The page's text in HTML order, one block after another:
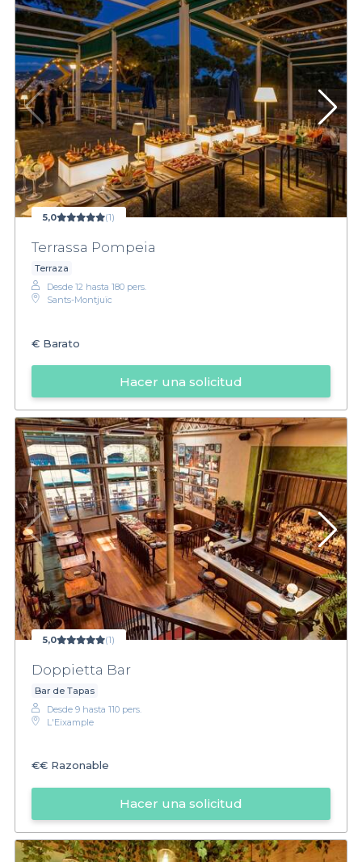
5,0 (1)
Terrassa Pompeia
Terraza
Desde 12 hasta 180 pers.
Sants-Montjuïc
€ Barato
Hacer una solicitud
5,0 (1)
Doppietta Bar
Bar de Tapas
Desde 9 hasta 110 pers.
L'Eixample
€€ Razonable
Hacer una solicitud